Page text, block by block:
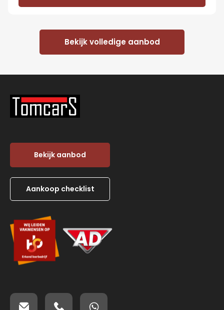
Bekijk volledige aanbod
Bekijk aanbod
Aankoop checklist